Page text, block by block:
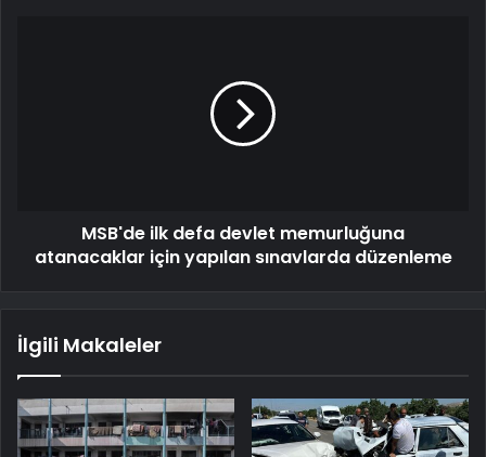
MSB'de ilk defa devlet memurluğuna
atanacaklar için yapılan sınavlarda düzenleme
İlgili Makaleler